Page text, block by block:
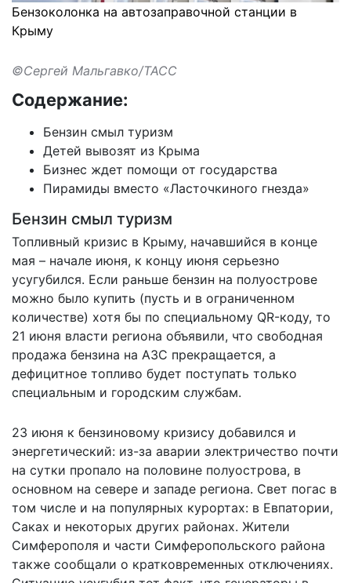
Бензоколонка на автозаправочной станции в
Крыму
©Сергей Мальгавко/ТАСС
Содержание:
Бензин смыл туризм
Детей вывозят из Крыма
Бизнес ждет помощи от государства
Пирамиды вместо «Ласточкиного гнезда»
Бензин смыл туризм
Топливный кризис в Крыму, начавшийся в конце
мая – начале июня, к концу июня серьезно
усугубился. Если раньше бензин на полуострове
можно было купить (пусть и в ограниченном
количестве) хотя бы по специальному QR-коду, то
21 июня власти региона объявили, что свободная
продажа бензина на АЗС прекращается, а
дефицитное топливо будет поступать только
специальным и городским службам.
23 июня к бензиновому кризису добавился и
энергетический: из-за аварии электричество почти
на сутки пропало на половине полуострова, в
основном на севере и западе региона. Свет погас в
том числе и на популярных курортах: в Евпатории,
Саках и некоторых других районах. Жители
Симферополя и части Симферопольского района
также сообщали о кратковременных отключениях.